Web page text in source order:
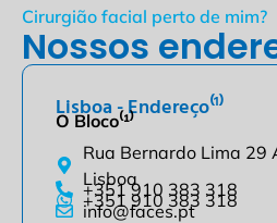
Cirurgião facial perto de mim?
Nossos
Lisboa - Endereço⁽¹⁾
O Bloco⁽¹⁾
Rua Bernardo Lima 29
Lisboa
+351 910 383 318
+351 910 383 318
info@faces.pt